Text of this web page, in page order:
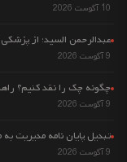
10 آگوست 2026
عبدالرحمن السید: از
9 آگوست 2026
چگونه چک را نقد کنیم؟
9 آگوست 2026
تبدیل پایان نامه مدیریت
9 آگوست 2026